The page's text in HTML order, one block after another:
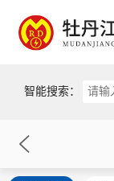
智能搜索：